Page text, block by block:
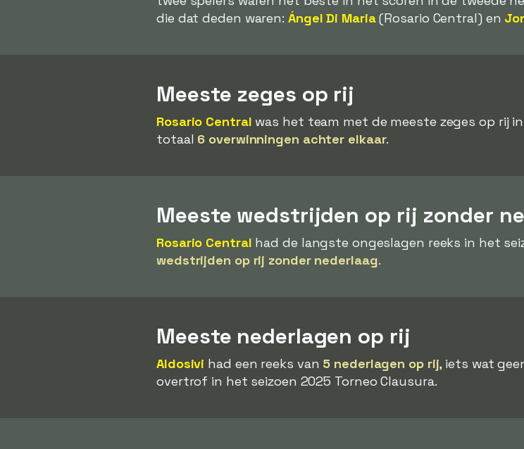
die dat deden waren: Ángel Di Maria(Rosario Central) en
Meeste zeges op rij
Rosario Central was het team met de meeste zeges op rij
totaal 6 overwinningen achter elkaar.
Meeste wedstrijden op rij zonder
Rosario Central had de langste ongeslagen reeks in het
wedstrijden op rij zonder nederlaag.
Meeste nederlagen op rij
Aldosivi had een reeks van 5 nederlagen op rij, iets wat
overtrof in het seizoen 2025 Torneo Clausura.